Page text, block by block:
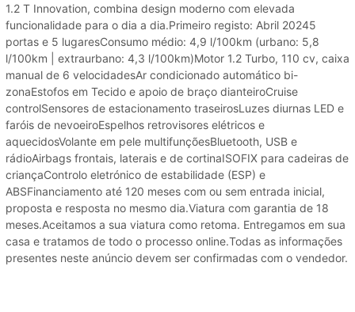
1.2 T Innovation, combina design moderno com elevada
funcionalidade para o dia a dia.Primeiro registo: Abril 20245
portas e 5 lugaresConsumo médio: 4,9 l/100km (urbano: 5,8
l/100km | extraurbano: 4,3 l/100km)Motor 1.2 Turbo, 110 cv, caixa
manual de 6 velocidadesAr condicionado automático bi-
zonaEstofos em Tecido e apoio de braço dianteiroCruise
controlSensores de estacionamento traseirosLuzes diurnas LED e
faróis de nevoeiroEspelhos retrovisores elétricos e
aquecidosVolante em pele multifunçõesBluetooth, USB e
rádioAirbags frontais, laterais e de cortinaISOFIX para cadeiras de
criançaControlo eletrónico de estabilidade (ESP) e
ABSFinanciamento até 120 meses com ou sem entrada inicial,
proposta e resposta no mesmo dia.Viatura com garantia de 18
meses.Aceitamos a sua viatura como retoma. Entregamos em sua
casa e tratamos de todo o processo online.Todas as informações
presentes neste anúncio devem ser confirmadas com o vendedor.